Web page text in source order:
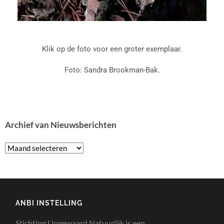
Klik op de foto voor een groter exemplaar.
Foto: Sandra Brookman-Bak.
Archief van Nieuwsberichten
ANBI INSTELLING